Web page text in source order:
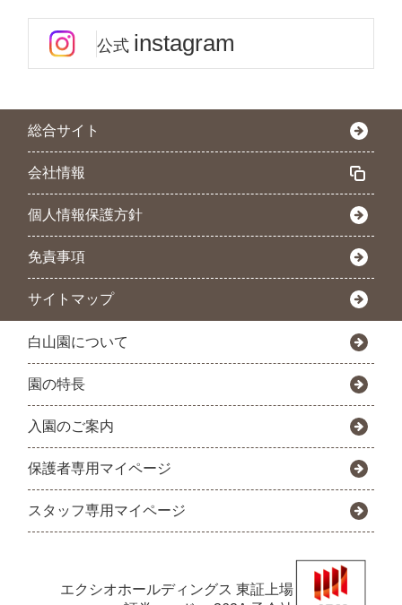
公式 instagram
総合サイト
会社情報
個人情報保護方針
免責事項
サイトマップ
白山園について
園の特長
入園のご案内
保護者専用マイページ
スタッフ専用マイページ
エクシオホールディングス 東証上場